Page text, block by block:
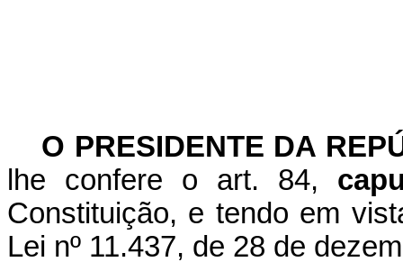
O PRESIDENTE DA
lhe confere o art. 84,
Constituição, e tendo em
Lei nº 11.437, de 28 de